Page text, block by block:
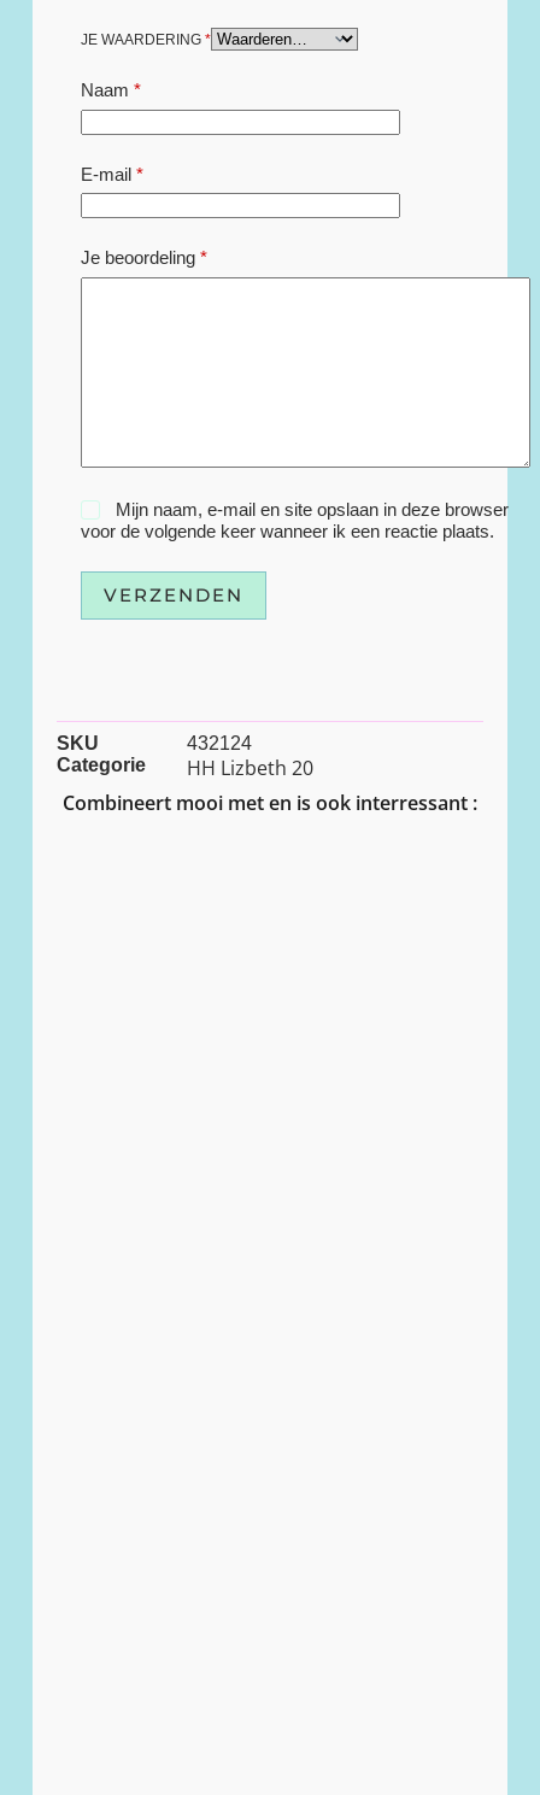
JE WAARDERING *
Naam *
E-mail*
Je beoordeling *
Mijn naam, e-mail en site opslaan in deze browser
voor de volgende keer wanneer ik een reactie plaats.
VERZENDEN
SKU
432124
Categorie
HH Lizbeth 20
Combineert mooi met en is ook interressant :